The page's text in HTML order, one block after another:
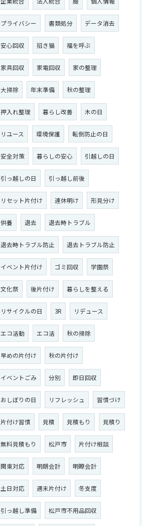
プライバシー 書類処分 データ消去
安心回収 招き猫 福を呼ぶ
家具回収 家電回収 家の整理
大掃除 年末準備 秋の整理
押入れ整理 暮らし改善 木の日
リユース 環境保護 転倒防止の日
安全対策 暮らしの安心 引越しの日
引っ越しの日 引っ越し前後
リセット片付け 連休明け 形見分け
供養 退去 退去時トラブル
退去時トラブル防止 退去トラブル防止
イベント片付け ゴミ回収 学園祭
文化祭 後片付け 暮らしを整える
リサイクルの日 3R リデュース
エコ活動 エコ活 秋の掃除
早めの片付け 秋の片付け
イベントごみ 分別 即日回収
おしぼりの日 リフレッシュ 習慣づけ
片付け習慣 見積 見積もり 見積り
無料見積もり 松戸市 片付け相談
関東対応 明朗会計 明瞭会計
土日対応 週末片付け 冬支度
引っ越し準備 松戸市不用品回収